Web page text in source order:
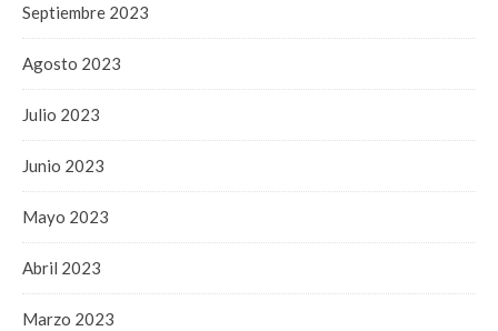
Septiembre 2023
Agosto 2023
Julio 2023
Junio 2023
Mayo 2023
Abril 2023
Marzo 2023